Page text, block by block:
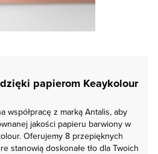
papierom Keaykolour
współpracę z marką Antalis, aby
jakości papieru barwiony w
Oferujemy 8 przepięknych
stanowią doskonałe tło dla Twoich